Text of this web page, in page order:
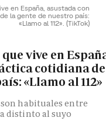
en España, asustada con
la gente de nuestro país:
«Llamo al 112». (TikTok)
vive en
cotidiana de
«Llamo al 112»
habituales entre
distinto al suyo